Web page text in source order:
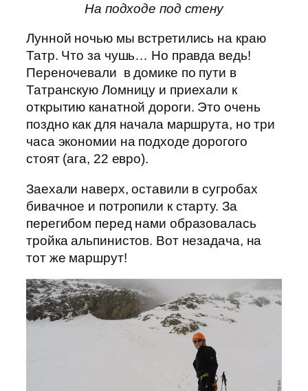
На подходе под стену
Лунной ночью мы встретились на краю
Татр. Что за чушь… Но правда ведь!
Переночевали в домике по пути в
Татранскую Ломницу и приехали к
открытию канатной дороги. Это очень
поздно как для начала маршрута, но три
часа экономии на подходе дорогого
стоят (ага, 22 евро).
Заехали наверх, оставили в сугробах
бивачное и потропили к старту. За
перегибом перед нами образовалась
тройка альпинистов. Вот незадача, на
тот же маршрут!